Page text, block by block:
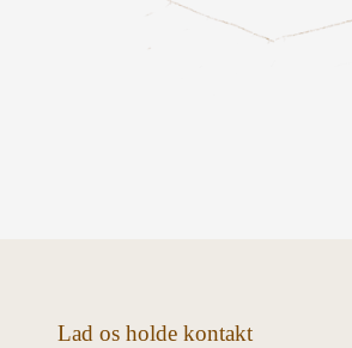
Lad os holde kontakt